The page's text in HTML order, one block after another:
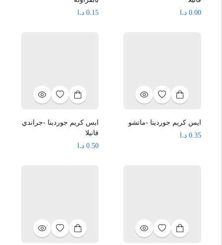
0.00 د.ا
0.15 د.ا
ايس كريم جوردينا -ماتشو
0.35 د.ا
ايس كريم جوردينا -جراندي
فانيلا
0.50 د.ا